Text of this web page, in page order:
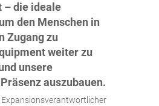
– die ideale
den Menschen in
Zugang zu
weiter zu
unsere
auszubauen.
Expansionsverantwortlicher